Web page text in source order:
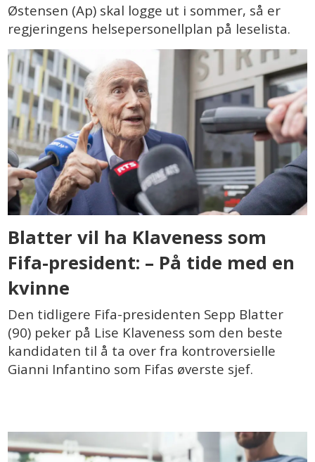
Østensen (Ap) skal logge ut i sommer, så er
regjeringens helsepersonellplan på leselista.
Blatter vil ha Klaveness som
Fifa-president: – På tide med en
kvinne
Den tidligere Fifa-presidenten Sepp Blatter
(90) peker på Lise Klaveness som den beste
kandidaten til å ta over fra kontroversielle
Gianni Infantino som Fifas øverste sjef.